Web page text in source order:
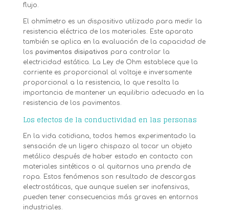
flujo.
El ohmímetro es un dispositivo utilizado para medir la
resistencia eléctrica de los materiales. Este aparato
también se aplica en la evaluación de la capacidad de
los pavimentos disipativos para controlar la
electricidad estática. La Ley de Ohm establece que la
corriente es proporcional al voltaje e inversamente
proporcional a la resistencia, lo que resalta la
importancia de mantener un equilibrio adecuado en la
resistencia de los pavimentos.
Los efectos de la conductividad en las personas
En la vida cotidiana, todos hemos experimentado la
sensación de un ligero chispazo al tocar un objeto
metálico después de haber estado en contacto con
materiales sintéticos o al quitarnos una prenda de
ropa. Estos fenómenos son resultado de descargas
electrostáticas, que aunque suelen ser inofensivas,
pueden tener consecuencias más graves en entornos
industriales.